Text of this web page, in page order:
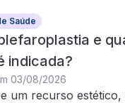
Saúde
e
indicada?
03/08/2026
um recurso estético,